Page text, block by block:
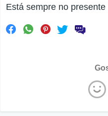
Está sempre no